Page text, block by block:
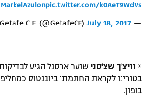
pic.twitter.com/kOAeT9WdVs
— Getafe C.F. (@GetafeCF)
July 18, 2017
* וויצ'ך שצ'סני שוער ארסנל הגיע
בטורינו לקראת החתמתו ביובנטוס
בופון.